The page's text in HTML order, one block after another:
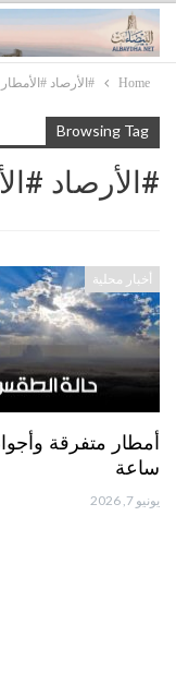
Home #الأرصاد
Browsing Tag
#الأرصاد
أخبار محلية
ساعة
يونيو 7, 2026